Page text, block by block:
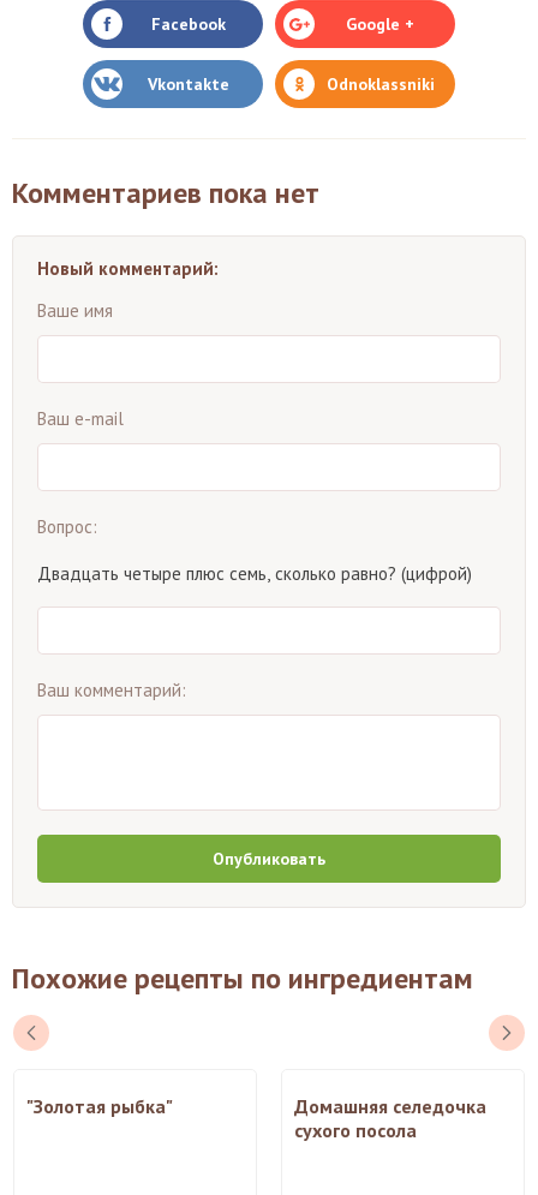
Facebook Google +
Vkontakte Odnoklassniki
Комментариев пока нет
Новый комментарий:
Ваше имя
Ваш e-mail
Вопрос:
Двадцать четыре плюс семь, сколько равно? (цифрой)
Ваш комментарий:
Опубликовать
Похожие рецепты по ингредиентам
"Золотая рыбка"
Домашняя селедочка
сухого посола